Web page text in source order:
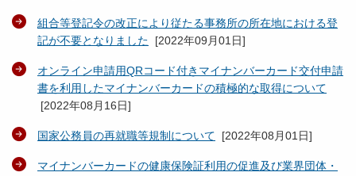
組合等登記令の改正により従たる事務所の所在地における登
記が不要となりました [2022年09月01日]
オンライン申請用QRコード付きマイナンバーカード交付申請
書を利用したマイナンバーカードの積極的な取得について
[2022年08月16日]
国家公務員の再就職等規制について [2022年08月01日]
マイナンバーカードの健康保険証利用の促進及び業界団体・